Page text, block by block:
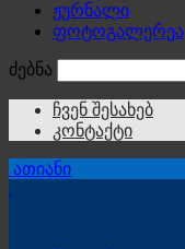
ჟურნალი
ფოტოგალერეა
ძებნა
ჩვენ შესახებ
კონტაქტი
ათიანი